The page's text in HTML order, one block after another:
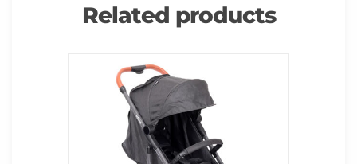
Related products